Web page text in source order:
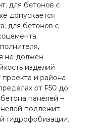
для бетонов с
допускается
для бетонов с
не должен
изделий
проекта и района
от F50 до
панелей –
подлежит
гидрофобизации.